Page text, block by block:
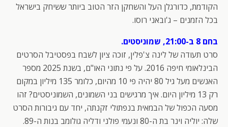
הקודמת, כדורגלן העל והשחקן הזר הטוב ביותר ששיחק בישראל
בכל הזמנים – ג'ובאני רוסו.
בחם 8 ב-21:00, שמוניסטים.
סרט תעודה של לינה צ'פלין, זוכה ציון לשבח בפסטיבל הסרטים
הבינלאומי חיפה 2016. על פי נתוני האו"ם, בשנת 2025 מספר
האנשים מעל גיל 80 יהיה פי 10 מהיום, כלומר 135 מיליון במקום
רק 13 מיליון היום. איך מרגישים בני השמונים, השמוניסטים? זהו
מסעה הכפול של הבמאית בנפתולי זקנתה, יחד עם גיבורות הסרט
שלה: יוליה וינר בת ה-80 ונעמי פולני ודליה גולומב בנות ה-89.